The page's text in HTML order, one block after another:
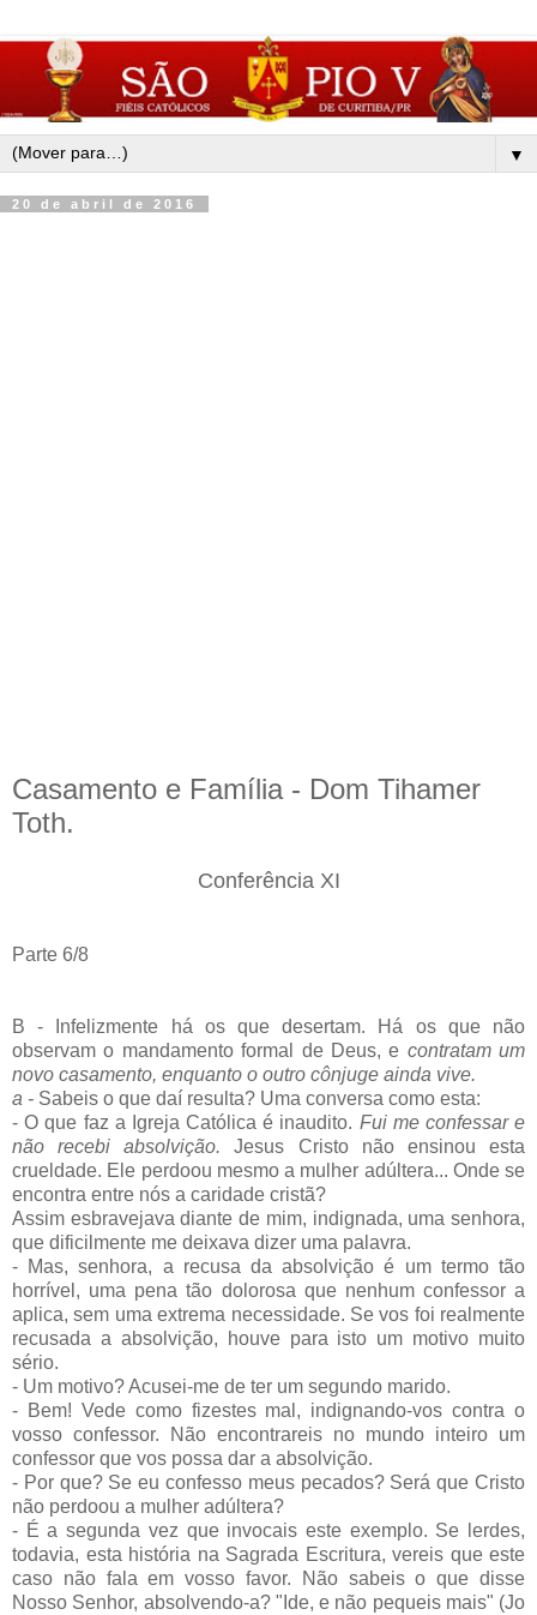
▼
20 de abril de 2016
Casamento e Família - Dom Tihamer
Toth.
Conferência XI
Parte 6/8
B - Infelizmente há os que desertam. Há os que não
observam o mandamento formal de Deus, e contratam um
novo casamento, enquanto o outro cônjuge ainda vive.
a - Sabeis o que daí resulta? Uma conversa como esta:
- O que faz a Igreja Católica é inaudito. Fui me confessar e
não recebi absolvição. Jesus Cristo não ensinou esta
crueldade. Ele perdoou mesmo a mulher adúltera... Onde se
encontra entre nós a caridade cristã?
Assim esbravejava diante de mim, indignada, uma senhora,
que dificilmente me deixava dizer uma palavra.
- Mas, senhora, a recusa da absolvição é um termo tão
horrível, uma pena tão dolorosa que nenhum confessor a
aplica, sem uma extrema necessidade. Se vos foi realmente
recusada a absolvição, houve para isto um motivo muito
sério.
- Um motivo? Acusei-me de ter um segundo marido.
- Bem! Vede como fizestes mal, indignando-vos contra o
vosso confessor. Não encontrareis no mundo inteiro um
confessor que vos possa dar a absolvição.
- Por que? Se eu confesso meus pecados? Será que Cristo
não perdoou a mulher adúltera?
- É a segunda vez que invocais este exemplo. Se lerdes,
todavia, esta história na Sagrada Escritura, vereis que este
caso não fala em vosso favor. Não sabeis o que disse
Nosso Senhor, absolvendo-a? "Ide, e não pequeis mais" (Jo